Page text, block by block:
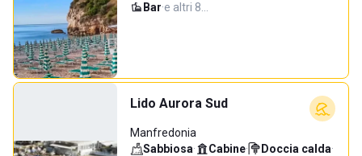
Bar·e altri 8…
Lido Aurora Sud
Manfredonia
Sabbiosa· Cabine· Doccia calda·